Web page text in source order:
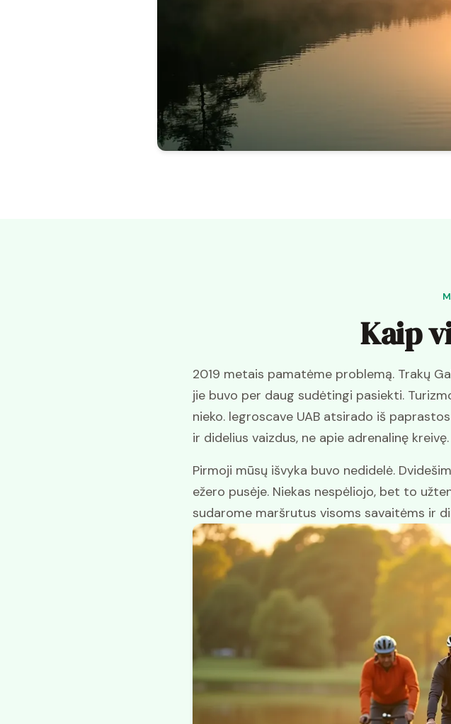
Kaip
2019 metais pamatėme problemą. Trakų
jie buvo per daug sudėtingi pasiekti.
nieko. legroscave UAB atsirado iš
ir didelius vaizdus, ne apie adrenalinę kreivę.
Pirmoji mūsų išvyka buvo nedidelė.
ežero pusėje. Niekas nespėliojo, bet to
sudarome maršrutus visoms savaitėms ir